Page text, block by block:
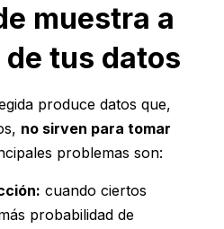
muestra a
tus datos
produce datos que,
no sirven para tomar
problemas son:
cuando ciertos
probabilidad de